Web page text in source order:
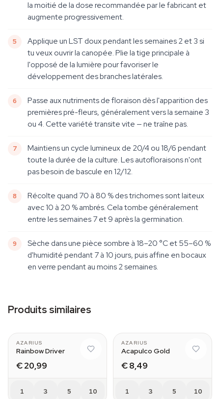
la moitié de la dose recommandée par le fabricant et
augmente progressivement.
Applique un LST doux pendant les semaines 2 et 3 si
tu veux ouvrir la canopée. Plie la tige principale à
l'opposé de la lumière pour favoriser le
développement des branches latérales.
Passe aux nutriments de floraison dès l'apparition des
premières pré-fleurs, généralement vers la semaine 3
ou 4. Cette variété transite vite — ne traîne pas.
Maintiens un cycle lumineux de 20/4 ou 18/6 pendant
toute la durée de la culture. Les autofloraisons n'ont
pas besoin de bascule en 12/12.
Récolte quand 70 à 80 % des trichomes sont laiteux
avec 10 à 20 % ambrés. Cela tombe généralement
entre les semaines 7 et 9 après la germination.
Sèche dans une pièce sombre à 18–20 °C et 55–60 %
d'humidité pendant 7 à 10 jours, puis affine en bocaux
en verre pendant au moins 2 semaines.
Produits similaires
AZARIUS
Rainbow Driver
€ 20,99
1 3 5 10
AZARIUS
Acapulco Gold
€ 8,49
1 3 5 10